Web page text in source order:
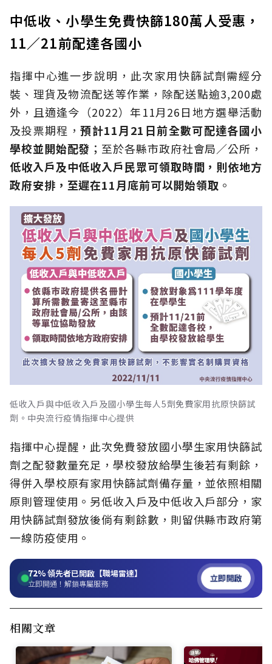
中低收、小學生免費快篩180萬人受惠，
11／21前配達各國小
指揮中心進一步說明，此次家用快篩試劑需經分
裝、理貨及物流配送等作業，除配送點逾3,200處
外，且適逢今（2022）年11月26日地方選舉活動
及投票期程，預計11月21日前全數可配達各國小
學校並開始配發 ；至於各縣市政府社會局／公所，
低收入戶及中低收入戶民眾可領取時間，則依地方
政府安排，至遲在11月底前可以開始領取 。
低收入戶與中低收入戶及國小學生每人5劑免費家用抗原快篩試
劑。中央流行疫情指揮中心提供
指揮中心提醒，此次免費發放國小學生家用快篩試
劑之配發數量充足，學校發放給學生後若有剩餘，
得併入學校原有家用快篩試劑備存量，並依照相關
原則管理使用。另低收入戶及中低收入戶部分，家
用快篩試劑發放後倘有剩餘數，則留供縣市政府第
一線防疫使用。
72%領先者已開啟【職場雷達】
立即開通！解鎖專屬服務 立即開啟
相關文章